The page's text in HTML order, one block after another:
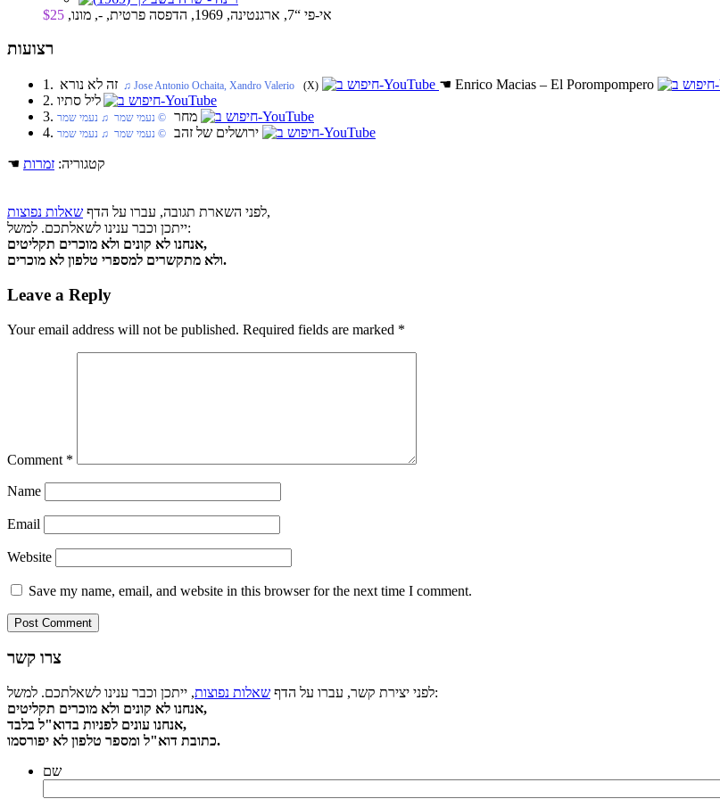
אי-פי “7, ארגנטינה, 1969, הדפסה פרטית, -, מונו, $25
רצועות
1. זה לא נורא ‏ ♫ Jose Antonio Ochaita, Xandro Valerio (X) ☚ Enrico Macias – El Porompompero
2. ליל סתיו
3. מחר ‏ © נעמי שמר‏ ♫ נעמי שמר
4. ירושלים של זהב ‏ © נעמי שמר‏ ♫ נעמי שמר
☚ קטגוריה: זמרות
לפני השארת תגובה, עברו על הדף שאלות נפוצות
,
ייתכן וכבר ענינו לשאלתכם. למשל:
אנחנו לא קונים ולא מוכרים תקליטים,
ולא מתקשרים למספרי טלפון לא מוכרים.
Leave a Reply
Your email address will not be published. Required fields are marked *
Comment *
Name
Email
Website
Save my name, email, and website in this browser for the next time I comment.
צרו קשר
לפני יצירת קשר, עברו על הדף שאלות נפוצות
, ייתכן וכבר ענינו לשאלתכם. למשל:
אנחנו לא קונים ולא מוכרים תקליטים,
אנחנו עונים לפניות בדוא"ל בלבד,
כתובת דוא"ל ומספר טלפון לא יפורסמו.
שם